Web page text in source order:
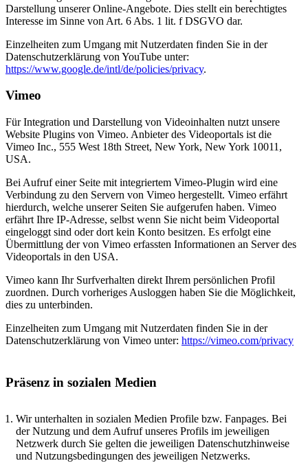
Darstellung unserer Online-Angebote. Dies stellt ein berechtigtes
Interesse im Sinne von Art. 6 Abs. 1 lit. f DSGVO dar.
Einzelheiten zum Umgang mit Nutzerdaten finden Sie in der
Datenschutzerklärung von YouTube unter:
https://www.google.de/intl/de/policies/privacy.
Vimeo
Für Integration und Darstellung von Videoinhalten nutzt unsere
Website Plugins von Vimeo. Anbieter des Videoportals ist die
Vimeo Inc., 555 West 18th Street, New York, New York 10011,
USA.
Bei Aufruf einer Seite mit integriertem Vimeo-Plugin wird eine
Verbindung zu den Servern von Vimeo hergestellt. Vimeo erfährt
hierdurch, welche unserer Seiten Sie aufgerufen haben. Vimeo
erfährt Ihre IP-Adresse, selbst wenn Sie nicht beim Videoportal
eingeloggt sind oder dort kein Konto besitzen. Es erfolgt eine
Übermittlung der von Vimeo erfassten Informationen an Server des
Videoportals in den USA.
Vimeo kann Ihr Surfverhalten direkt Ihrem persönlichen Profil
zuordnen. Durch vorheriges Ausloggen haben Sie die Möglichkeit,
dies zu unterbinden.
Einzelheiten zum Umgang mit Nutzerdaten finden Sie in der
Datenschutzerklärung von Vimeo unter: https://vimeo.com/privacy
Präsenz in sozialen Medien
Wir unterhalten in sozialen Medien Profile bzw. Fanpages. Bei
der Nutzung und dem Aufruf unseres Profils im jeweiligen
Netzwerk durch Sie gelten die jeweiligen Datenschutzhinweise
und Nutzungsbedingungen des jeweiligen Netzwerks.